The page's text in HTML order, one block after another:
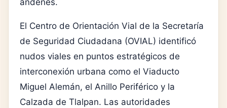
andenes.
El Centro de Orientación Vial de la Secretaría
de Seguridad Ciudadana (OVIAL) identificó
nudos viales en puntos estratégicos de
interconexión urbana como el Viaducto
Miguel Alemán, el Anillo Periférico y la
Calzada de Tlalpan. Las autoridades